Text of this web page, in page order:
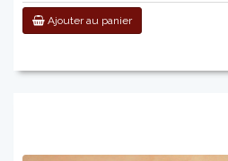
Ajouter au panier